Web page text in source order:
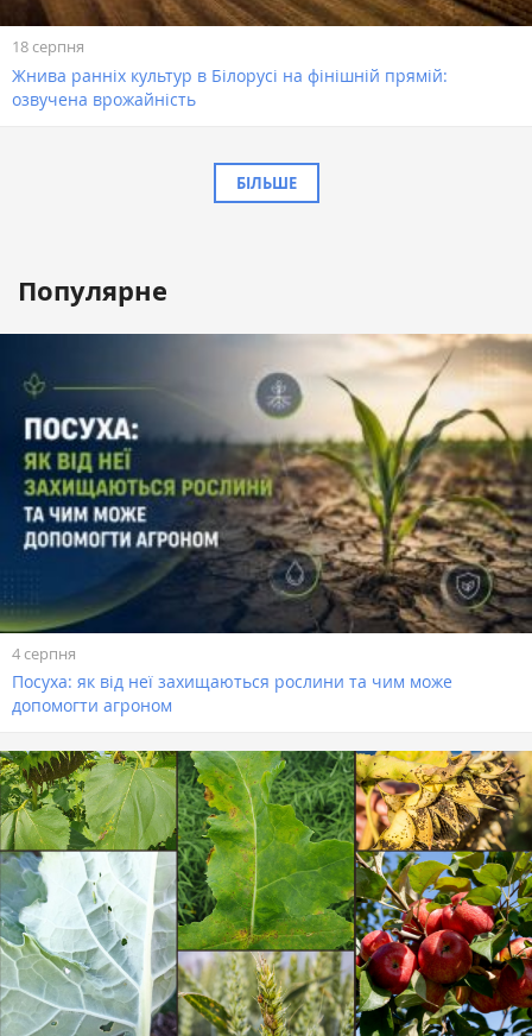
18 серпня
Жнива ранніх культур в Білорусі на фінішній прямій:
озвучена врожайність
БІЛЬШЕ
Популярне
4 серпня
Посуха: як від неї захищаються рослини та чим може
допомогти агроном